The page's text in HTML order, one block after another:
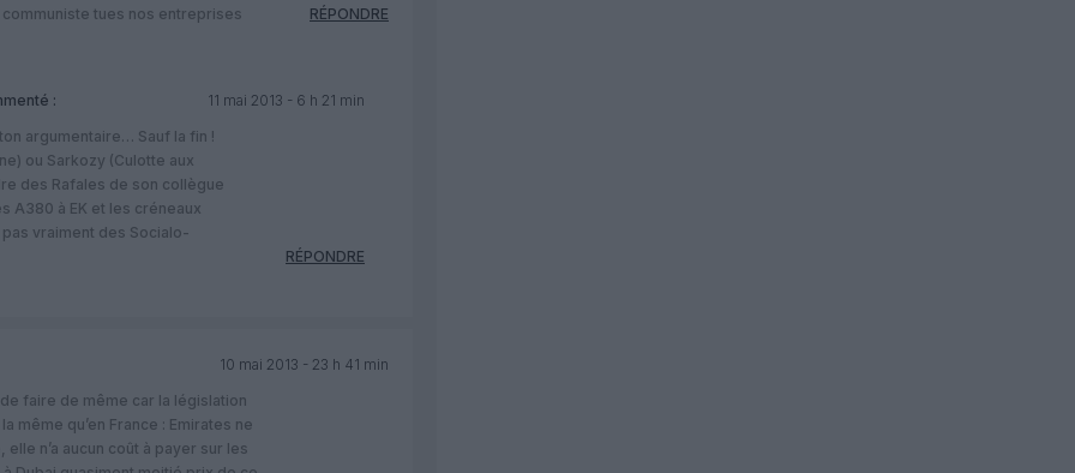
tues nos entreprises
RÉPONDRE
:
11 mai 2013 - 6 h 21 min
argumentaire… Sauf la fin !
ou Sarkozy (Culotte aux
des Rafales de son collègue
A380 à EK et les créneaux
vraiment des Socialo-
RÉPONDRE
10 mai 2013 - 23 h 41 min
faire de même car la législation
même qu’en France : Emirates ne
n’a aucun coût à payer sur les